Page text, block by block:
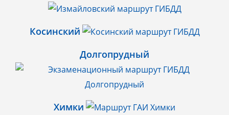
Косинский
Долгопрудный
Химки